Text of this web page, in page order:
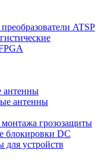
ATSP
антенны
антенны
грозозащиты
блокировки DC
для устройств